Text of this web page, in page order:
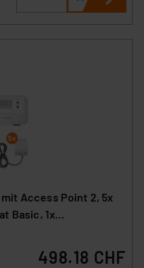
Access Point 2, 5x
Basic, 1x
498.18 CHF